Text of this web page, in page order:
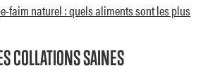
faim naturel : quels aliments sont les plus
COLLATIONS SAINES